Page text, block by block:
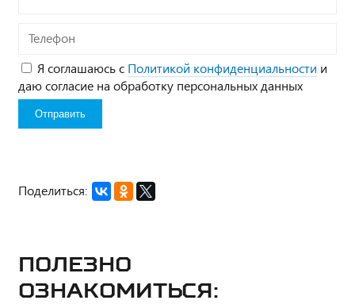
Телефон
Я соглашаюсь с Политикой конфиденциальности и
даю согласие на обработку персональных данных
Поделиться:
Полезно
ознакомиться: